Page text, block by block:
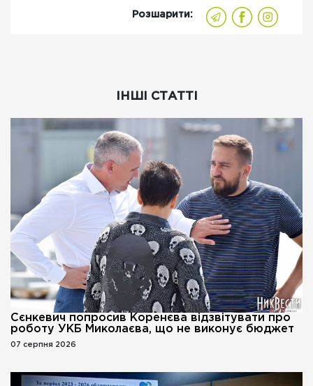
Розшарити:
ІНШІ СТАТТІ
Сєнкевич попросив Коренєва відзвітувати про
роботу УКБ Миколаєва, що не виконує бюджет
07 серпня 2026